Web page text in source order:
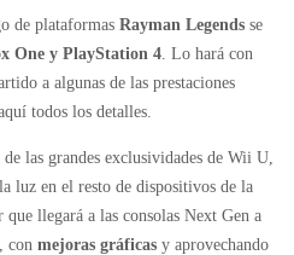
de plataformasRayman Legends se
One y PlayStation 4. Lo hará con
a algunas de las prestaciones
todos los detalles.
las grandes exclusividades de Wii U,
luz en el resto de dispositivos de la
llegará a las consolas Next Gen a
conmejoras gráficas y aprovechando